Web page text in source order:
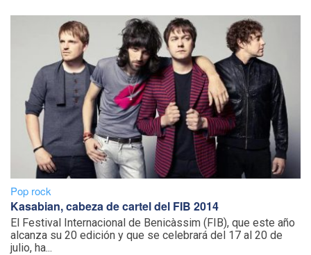
Pop rock
Kasabian, cabeza de cartel del FIB 2014
El Festival Internacional de Benicàssim (FIB), que este año
alcanza su 20 edición y que se celebrará del 17 al 20 de
julio, ha...